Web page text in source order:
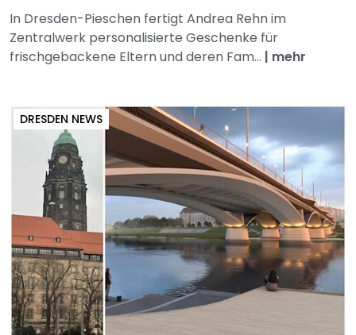
In Dresden-Pieschen fertigt Andrea Rehn im
Zentralwerk personalisierte Geschenke für
frischgebackene Eltern und deren Fam... | mehr
DRESDEN NEWS